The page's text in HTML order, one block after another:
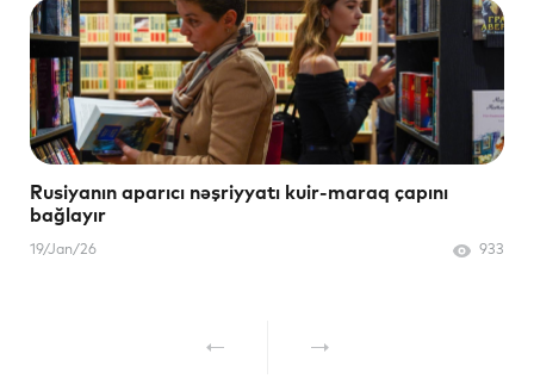
Rusiyanın aparıcı nəşriyyatı kuir-maraq çapını
bağlayır
19/Jan/26 933